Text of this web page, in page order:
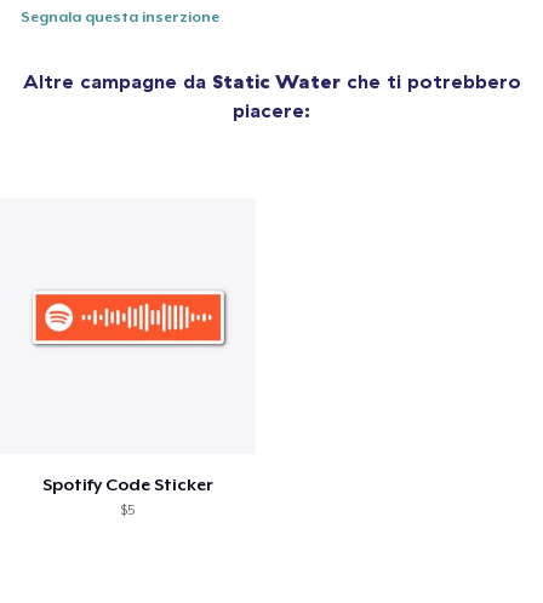
Segnala questa inserzione
Altre campagne da Static Waterche ti potrebbero
piacere:
Spotify Code Sticker
$5